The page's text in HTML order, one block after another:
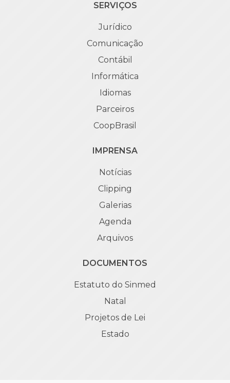
SERVIÇOS
Jurídico
Comunicação
Contábil
Informática
Idiomas
Parceiros
CoopBrasil
IMPRENSA
Notícias
Clipping
Galerias
Agenda
Arquivos
DOCUMENTOS
Estatuto do Sinmed
Natal
Projetos de Lei
Estado